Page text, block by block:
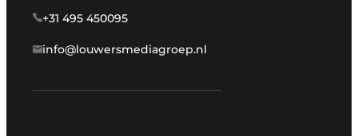
+31 495 450095
info@louwersmediagroep.nl